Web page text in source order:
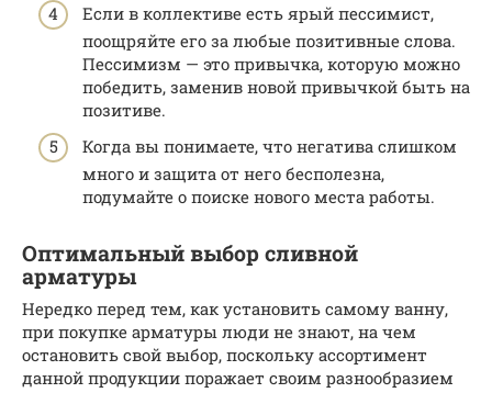
Если в коллективе есть ярый пессимист,
поощряйте его за любые позитивные слова.
Пессимизм — это привычка, которую можно
победить, заменив новой привычкой быть на
позитиве.
Когда вы понимаете, что негатива слишком
много и защита от него бесполезна,
подумайте о поиске нового места работы.
Оптимальный выбор сливной
арматуры
Нередко перед тем, как установить самому ванну,
при покупке арматуры люди не знают, на чем
остановить свой выбор, поскольку ассортимент
данной продукции поражает своим разнообразием